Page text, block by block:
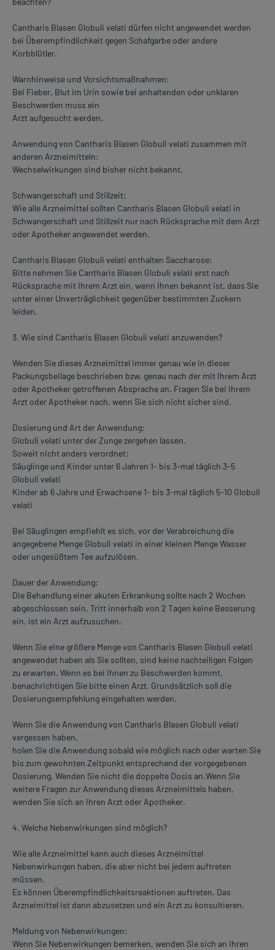
Cantharis Blasen Globuli velati dürfen nicht angewendet werden
bei Überempfindlichkeit gegen Schafgarbe oder andere
Korbblütler.
Warnhinweise und Vorsichtsmaßnahmen:
Bei Fieber, Blut im Urin sowie bei anhaltenden oder unklaren
Beschwerden muss ein
Arzt aufgesucht werden.
Anwendung von Cantharis Blasen Globuli velati zusammen mit
anderen Arzneimitteln:
Wechselwirkungen sind bisher nicht bekannt.
Schwangerschaft und Stillzeit:
Wie alle Arzneimittel sollten Cantharis Blasen Globuli velati in
Schwangerschaft und Stillzeit nur nach Rücksprache mit dem Arzt
oder Apotheker angewendet werden.
Cantharis Blasen Globuli velati enthalten Saccharose:
Bitte nehmen Sie Cantharis Blasen Globuli velati erst nach
Rücksprache mit Ihrem Arzt ein, wenn Ihnen bekannt ist, dass Sie
unter einer Unverträglichkeit gegenüber bestimmten Zuckern
leiden.
3. Wie sind Cantharis Blasen Globuli velati anzuwenden?
Wenden Sie dieses Arzneimittel immer genau wie in dieser
Packungsbeilage beschrieben bzw. genau nach der mit Ihrem Arzt
oder Apotheker getroffenen Absprache an. Fragen Sie bei Ihrem
Arzt oder Apotheker nach, wenn Sie sich nicht sicher sind.
Dosierung und Art der Anwendung:
Globuli velati unter der Zunge zergehen lassen.
Soweit nicht anders verordnet:
Säuglinge und Kinder unter 6 Jahren 1- bis 3-mal täglich 3-5
Globuli velati
Kinder ab 6 Jahre und Erwachsene 1- bis 3-mal täglich 5-10 Globuli
velati
Bei Säuglingen empfiehlt es sich, vor der Verabreichung die
angegebene Menge Globuli velati in einer kleinen Menge Wasser
oder ungesüßtem Tee aufzulösen.
Dauer der Anwendung:
Die Behandlung einer akuten Erkrankung sollte nach 2 Wochen
abgeschlossen sein. Tritt innerhalb von 2 Tagen keine Besserung
ein, ist ein Arzt aufzusuchen.
Wenn Sie eine größere Menge von Cantharis Blasen Globuli velati
angewendet haben als Sie sollten, sind keine nachteiligen Folgen
zu erwarten. Wenn es bei Ihnen zu Beschwerden kommt,
benachrichtigen Sie bitte einen Arzt. Grundsätzlich soll die
Dosierungsempfehlung eingehalten werden.
Wenn Sie die Anwendung von Cantharis Blasen Globuli velati
vergessen haben,
holen Sie die Anwendung sobald wie möglich nach oder warten Sie
bis zum gewohnten Zeitpunkt entsprechend der vorgegebenen
Dosierung. Wenden Sie nicht die doppelte Dosis an.Wenn Sie
weitere Fragen zur Anwendung dieses Arzneimittels haben,
wenden Sie sich an Ihren Arzt oder Apotheker.
4. Welche Nebenwirkungen sind möglich?
Wie alle Arzneimittel kann auch dieses Arzneimittel
Nebenwirkungen haben, die aber nicht bei jedem auftreten
müssen.
Es können Überempfindlichkeitsreaktionen auftreten. Das
Arzneimittel ist dann abzusetzen und ein Arzt zu konsultieren.
Meldung von Nebenwirkungen:
Wenn Sie Nebenwirkungen bemerken, wenden Sie sich an Ihren